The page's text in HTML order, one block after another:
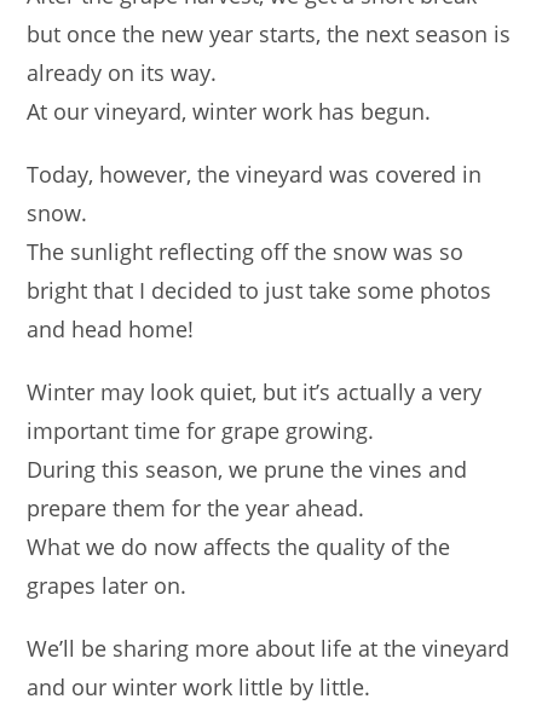
but once the new year starts, the next season is
already on its way.
At our vineyard, winter work has begun.
Today, however, the vineyard was covered in
snow.
The sunlight reflecting off the snow was so
bright that I decided to just take some photos
and head home!
Winter may look quiet, but it’s actually a very
important time for grape growing.
During this season, we prune the vines and
prepare them for the year ahead.
What we do now affects the quality of the
grapes later on.
We’ll be sharing more about life at the vineyard
and our winter work little by little.